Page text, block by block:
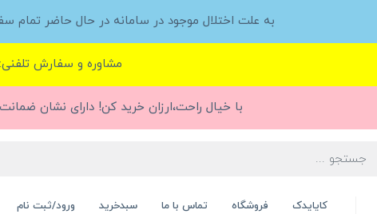
به علت اختلال موجود در سامانه در حال حاضر
مشاوره و سفارش تلفنی:09148157540
با خیال راحت،ارزان خرید کن! دارای نشان ضمانت
کایایدک فروشگاه تماس با ما سبدخرید ورود/ثبت نام